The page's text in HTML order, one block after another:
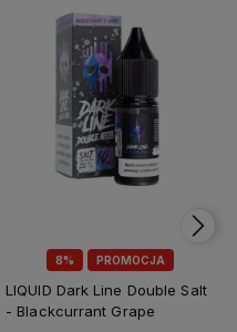
8% PROMOCJA
LIQUID Dark Line Double Salt
- Blackcurrant Grape